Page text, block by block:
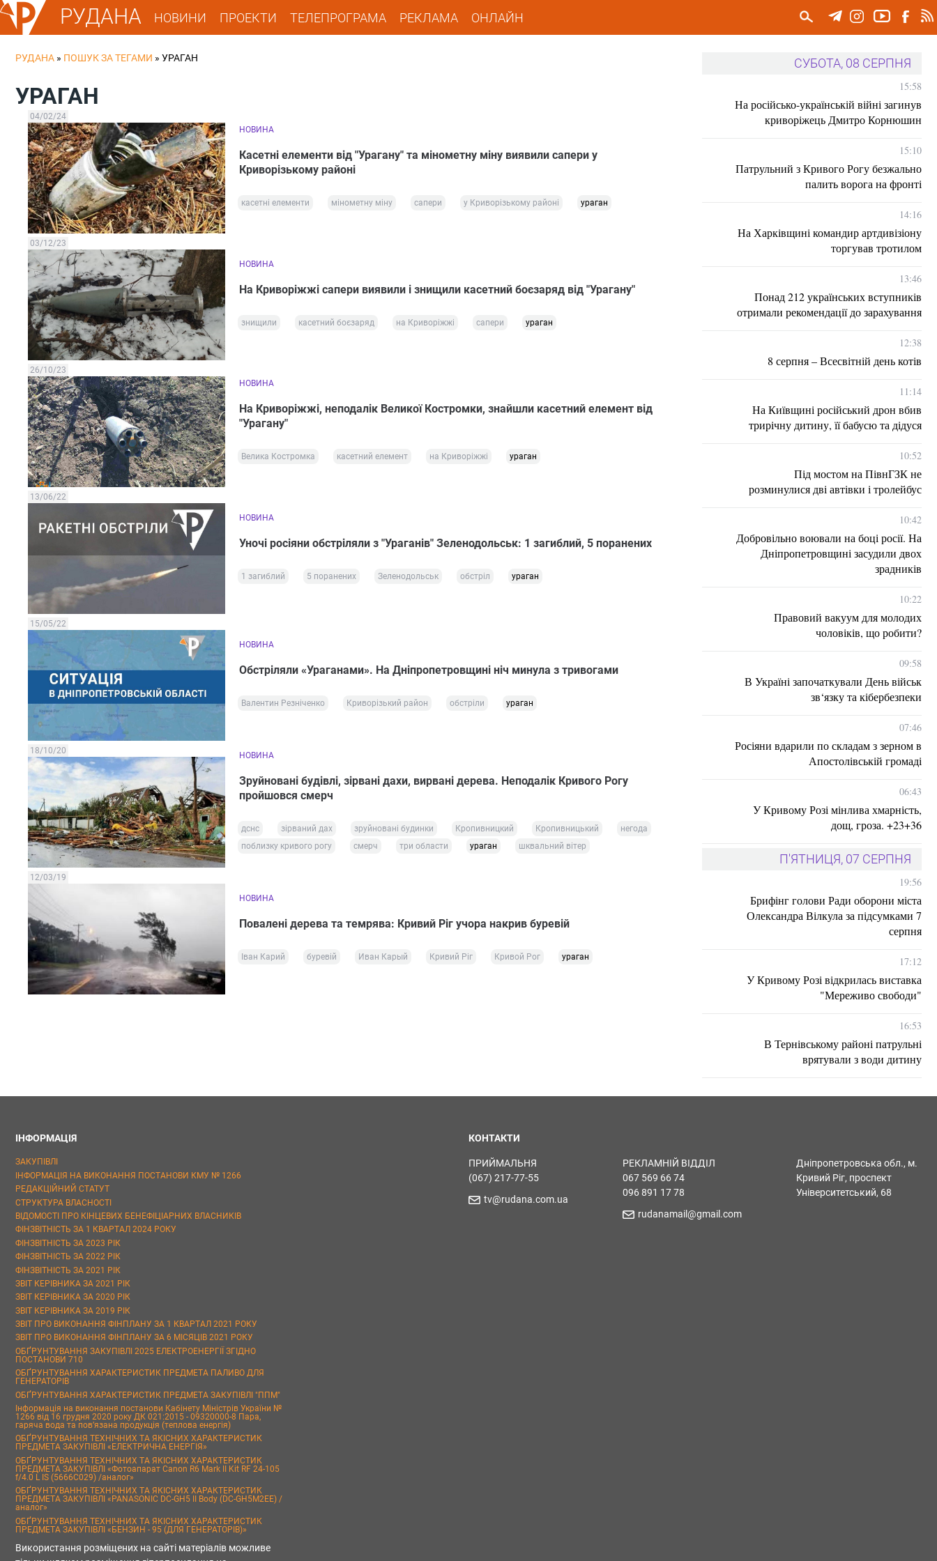
РУДАНА НОВИНИ ПРОЕКТИ ТЕЛЕПРОГРАМА РЕКЛАМА ОНЛАЙН
РУДАНА » ПОШУК ЗА ТЕГАМИ » УРАГАН
УРАГАН
04/02/24
НОВИНА
Касетні елементи від "Урагану" та мінометну міну виявили сапери у
Криворізькому районі
касетні елементи мінометну міну сапери у Криворізькому районі ураган
03/12/23
НОВИНА
На Криворіжжі сапери виявили і знищили касетний боєзаряд від "Урагану"
знищили касетний боєзаряд на Криворіжжі сапери ураган
26/10/23
НОВИНА
На Криворіжжі, неподалік Великої Костромки, знайшли касетний елемент від
"Урагану"
Велика Костромка касетний елемент на Криворіжжі ураган
13/06/22
НОВИНА
Уночі росіяни обстріляли з "Ураганів" Зеленодольськ: 1 загиблий, 5 поранених
1 загиблий 5 поранених Зеленодольськ обстріл ураган
15/05/22
НОВИНА
Обстріляли «Ураганами». На Дніпропетровщині ніч минула з тривогами
Валентин Резніченко Криворізький район обстріли ураган
18/10/20 НОВИНА
Зруйновані будівлі, зірвані дахи, вирвані дерева. Неподалік Кривого Рогу
пройшовся смерч
дснс зірваний дах зруйновані будинки Кропивницкий Кропивницький
негода
поблизку кривого рогу
смерч три области ураган шквальний вітер
12/03/19
НОВИНА
Повалені дерева та темрява: Кривий Ріг учора накрив буревій
Іван Карий буревій Иван Карый Кривий Ріг Кривой Рог ураган
СУБОТА, 08 СЕРПНЯ
15:58
На російсько-українській війні загинув
криворіжець Дмитро Корнюшин
15:10
Патрульний з Кривого Рогу безжально
палить ворога на фронті
14:16
На Харківщині командир артдивізіону
торгував тротилом
13:46
Понад 212 українських вступників
отримали рекомендації до зарахування
12:38
8 серпня – Всесвітній день котів
11:14
На Київщині російський дрон вбив
трирічну дитину, її бабусю та дідуся
10:52
Під мостом на ПівнГЗК не
розминулися дві автівки і тролейбус
10:42
Добровільно воювали на боці росії. На
Дніпропетровщині засудили двох
зрадників
10:22
Правовий вакуум для молодих
чоловіків, що робити?
09:58
В Україні започаткували День військ
зв‘язку та кібербезпеки
07:46
Росіяни вдарили по складам з зерном в
Апостолівській громаді
06:43
У Кривому Розі мінлива хмарність,
дощ, гроза. +23+36
П'ЯТНИЦЯ, 07 СЕРПНЯ
19:56
Брифінг голови Ради оборони міста
Олександра Вілкула за підсумками 7
серпня
17:12
У Кривому Розі відкрилась виставка
"Мереживо свободи"
16:53
В Тернівському районі патрульні
врятували з води дитину
ІНФОРМАЦІЯ
ЗАКУПІВЛІ
ІНФОРМАЦІЯ НА ВИКОНАННЯ ПОСТАНОВИ КМУ № 1266
РЕДАКЦІЙНИЙ СТАТУТ
СТРУКТУРА ВЛАСНОСТІ
ВІДОМОСТІ ПРО КІНЦЕВИХ БЕНЕФІЦІАРНИХ ВЛАСНИКІВ
ФІНЗВІТНІСТЬ ЗА 1 КВАРТАЛ 2024 РОКУ
ФІНЗВІТНІСТЬ ЗА 2023 РІК
ФІНЗВІТНІСТЬ ЗА 2022 РІК
ФІНЗВІТНІСТЬ ЗА 2021 РІК
ЗВІТ КЕРІВНИКА ЗА 2021 РІК
ЗВІТ КЕРІВНИКА ЗА 2020 РІК
ЗВІТ КЕРІВНИКА ЗА 2019 РІК
ЗВІТ ПРО ВИКОНАННЯ ФІНПЛАНУ ЗА 1 КВАРТАЛ 2021 РОКУ
ЗВІТ ПРО ВИКОНАННЯ ФІНПЛАНУ ЗА 6 МІСЯЦІВ 2021 РОКУ
ОБҐРУНТУВАННЯ ЗАКУПІВЛІ 2025 ЕЛЕКТРОЕНЕРГІЇ ЗГІДНО
ПОСТАНОВИ 710
ОБҐРУНТУВАННЯ ХАРАКТЕРИСТИК ПРЕДМЕТА ПАЛИВО ДЛЯ
ГЕНЕРАТОРІВ
ОБҐРУНТУВАННЯ ХАРАКТЕРИСТИК ПРЕДМЕТА ЗАКУПІВЛІ "ППМ"
Інформація на виконання постанови Кабінету Міністрів України №
1266 від 16 грудня 2020 року ДК 021:2015 - 09320000-8 Пара,
гаряча вода та пов’язана продукція (теплова енергія)
ОБҐРУНТУВАННЯ ТЕХНІЧНИХ ТА ЯКІСНИХ ХАРАКТЕРИСТИК
ПРЕДМЕТА ЗАКУПІВЛІ «ЕЛЕКТРИЧНА ЕНЕРГІЯ»
ОБҐРУНТУВАННЯ ТЕХНІЧНИХ ТА ЯКІСНИХ ХАРАКТЕРИСТИК
ПРЕДМЕТА ЗАКУПІВЛІ «Фотоапарат Canon R6 Mark II Kit RF 24-105
f/4.0 L IS (5666C029) /аналог»
ОБҐРУНТУВАННЯ ТЕХНІЧНИХ ТА ЯКІСНИХ ХАРАКТЕРИСТИК
ПРЕДМЕТА ЗАКУПІВЛІ «PANASONIC DC-GH5 II Body (DC-GH5M2EE) /
аналог»
ОБҐРУНТУВАННЯ ТЕХНІЧНИХ ТА ЯКІСНИХ ХАРАКТЕРИСТИК
ПРЕДМЕТА ЗАКУПІВЛІ «БЕНЗИН - 95 (ДЛЯ ГЕНЕРАТОРІВ)»
Використання розміщених на сайті матеріалів можливе
КОНТАКТИ
ПРИЙМАЛЬНЯ
(067) 217-77-55
tv@rudana.com.ua
РЕКЛАМНІЙ ВІДДІЛ
067 569 66 74
096 891 17 78
rudanamail@gmail.com
Дніпропетровська обл., м.
Кривий Ріг, проспект
Університетський, 68